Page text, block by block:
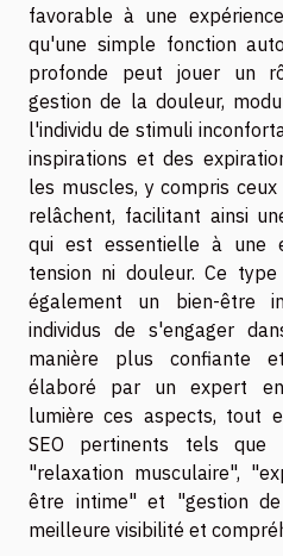
favorable à une
qu'une simple fonction
profonde peut jouer un
gestion de la douleur,
l'individu de stimuli
inspirations et des
les muscles, y compris
relâchent, facilitant ainsi
qui est essentielle à une
tension ni douleur. Ce
également un bien-être
individus de s'engager
manière plus confiante
élaboré par un expert
lumière ces aspects, tout
SEO pertinents tels que
"relaxation musculaire",
être intime" et "gestion
meilleure visibilité et